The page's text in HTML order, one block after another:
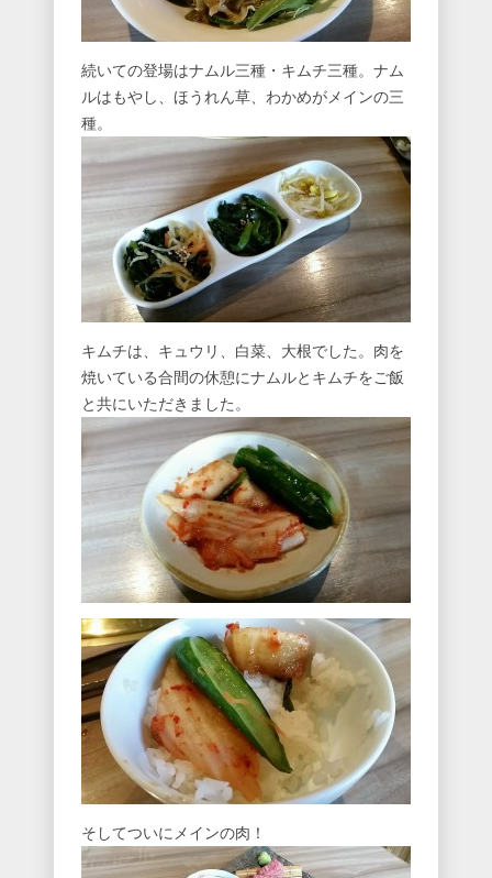
続いての登場はナムル三種・キムチ三種。ナム
ルはもやし、ほうれん草、わかめがメインの三
種。
キムチは、キュウリ、白菜、大根でした。肉を
焼いている合間の休憩にナムルとキムチをご飯
と共にいただきました。
そしてついにメインの肉！